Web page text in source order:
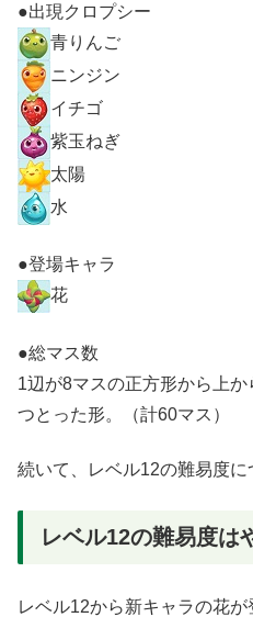
●出現クロプシー
青りんご
ニンジン
イチゴ
紫玉ねぎ
太陽
水
●登場キャラ
花
●総マス数
1辺が8マスの正方形から上
つとった形。（計60マス）
続いて、レベル12の難易度に
レベル12の難易度は
レベル12から新キャラの花が